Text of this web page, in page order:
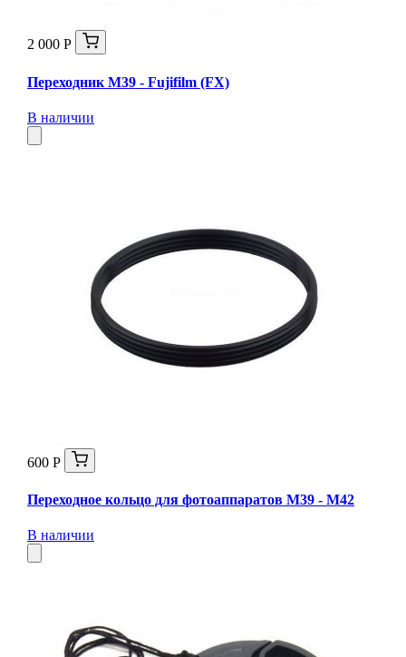
2 000 Р
Переходник М39 - Fujifilm (FX)
В наличии
600 Р
Переходное кольцо для фотоаппаратов М39 - М42
В наличии